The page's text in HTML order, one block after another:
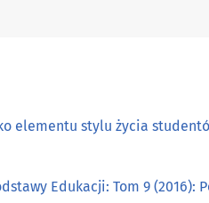
elementu stylu życia
Edukacji: Tom 9 (2016):